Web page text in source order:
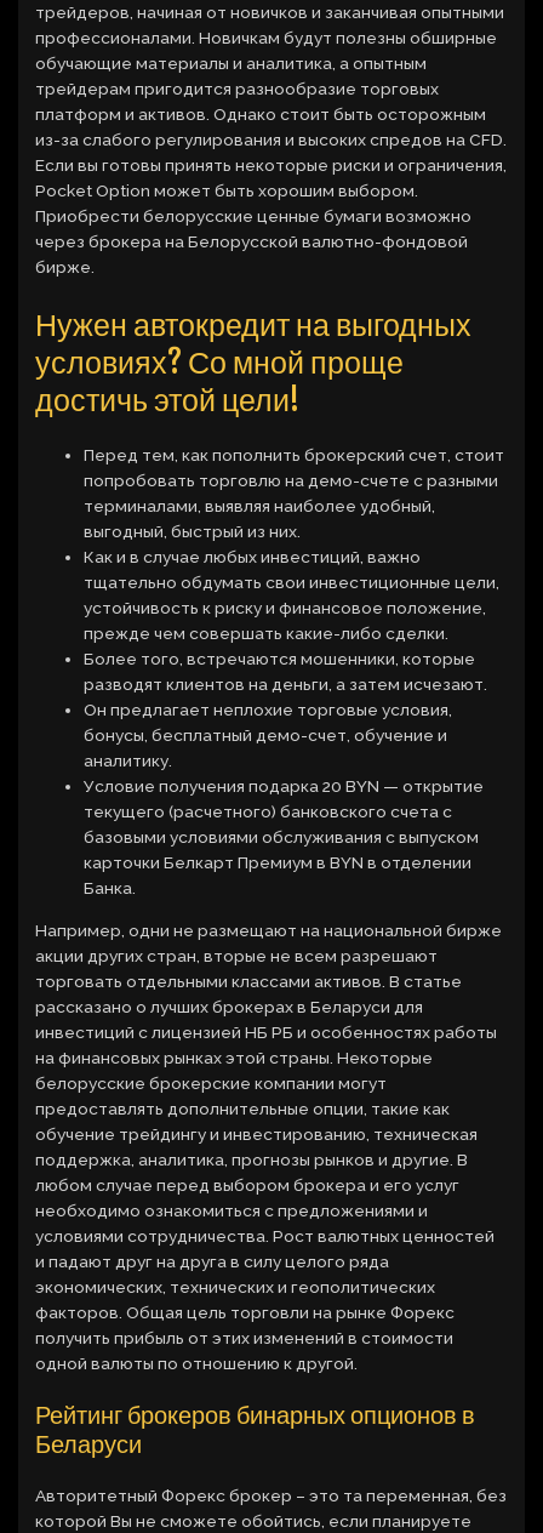
трейдеров, начиная от новичков и заканчивая опытными
профессионалами. Новичкам будут полезны обширные
обучающие материалы и аналитика, а опытным
трейдерам пригодится разнообразие торговых
платформ и активов. Однако стоит быть осторожным
из-за слабого регулирования и высоких спредов на CFD.
Если вы готовы принять некоторые риски и ограничения,
Pocket Option может быть хорошим выбором.
Приобрести белорусские ценные бумаги возможно
через брокера на Белорусской валютно-фондовой
бирже.
Нужен автокредит на выгодных
условиях? Со мной проще
достичь этой цели!
Перед тем, как пополнить брокерский счет, стоит
попробовать торговлю на демо-счете с разными
терминалами, выявляя наиболее удобный,
выгодный, быстрый из них.
Как и в случае любых инвестиций, важно
тщательно обдумать свои инвестиционные цели,
устойчивость к риску и финансовое положение,
прежде чем совершать какие-либо сделки.
Более того, встречаются мошенники, которые
разводят клиентов на деньги, а затем исчезают.
Он предлагает неплохие торговые условия,
бонусы, бесплатный демо-счет, обучение и
аналитику.
Условие получения подарка 20 BYN — открытие
текущего (расчетного) банковского счета с
базовыми условиями обслуживания с выпуском
карточки Белкарт Премиум в BYN в отделении
Банка.
Например, одни не размещают на национальной бирже
акции других стран, вторые не всем разрешают
торговать отдельными классами активов. В статье
рассказано о лучших брокерах в Беларуси для
инвестиций с лицензией НБ РБ и особенностях работы
на финансовых рынках этой страны. Некоторые
белорусские брокерские компании могут
предоставлять дополнительные опции, такие как
обучение трейдингу и инвестированию, техническая
поддержка, аналитика, прогнозы рынков и другие. В
любом случае перед выбором брокера и его услуг
необходимо ознакомиться с предложениями и
условиями сотрудничества. Рост валютных ценностей
и падают друг на друга в силу целого ряда
экономических, технических и геополитических
факторов. Общая цель торговли на рынке Форекс
получить прибыль от этих изменений в стоимости
одной валюты по отношению к другой.
Рейтинг брокеров бинарных опционов в
Беларуси
Авторитетный Форекс брокер – это та переменная, без
которой Вы не сможете обойтись, если планируете